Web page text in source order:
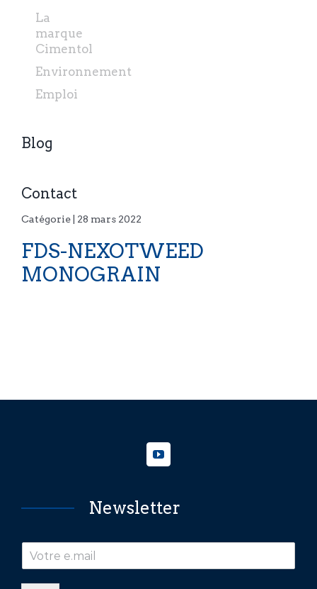
La
marque
Cimentol
Environnement
Emploi
Blog
Contact
Catégorie | 28 mars 2022
FDS-NEXOTWEED
MONOGRAIN
Newsletter